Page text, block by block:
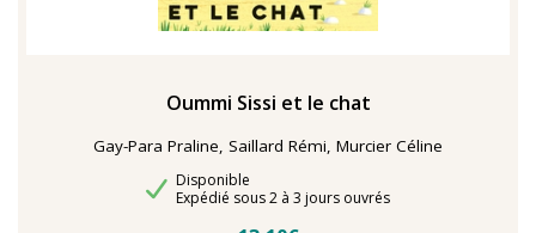
Oummi Sissi et le chat
Gay-Para Praline, Saillard Rémi, Murcier Céline
Disponibilité
Disponible
Délais de livraison
Expédié sous 2 à 3 jours ouvrés